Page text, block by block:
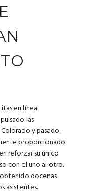
en línea
las
y pasado.
proporcionado
reforzar su único
con el uno al otro.
obtenido docenas
asistentes.